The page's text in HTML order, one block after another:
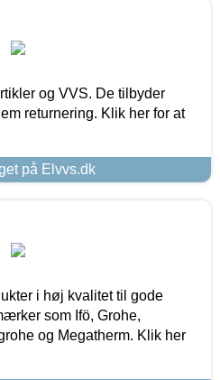
og VVS. De tilbyder
returnering. Klik her for at
på Elvvs.dk
i høj kvalitet til gode
som Ifö, Grohe,
og Megatherm. Klik her